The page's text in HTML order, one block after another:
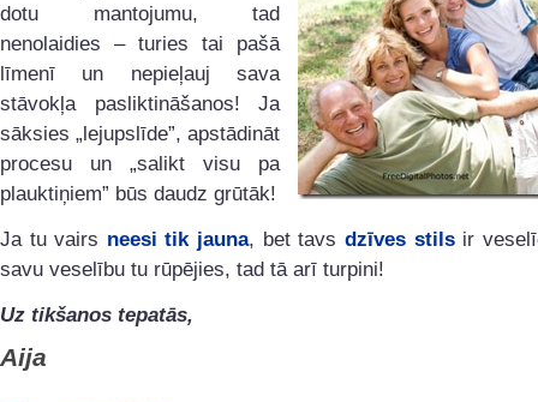
dotu mantojumu, tad
nenolaidies – turies tai pašā
līmenī un nepieļauj sava
stāvokļa pasliktināšanos! Ja
sāksies „lejupslīde”, apstādināt
procesu un „salikt visu pa
plauktiņiem” būs daudz grūtāk!
Ja tu vairs neesi tik jauna, bet tavs dzīves stilsir
savu veselību tu rūpējies, tad tā arī turpini!
Uz tikšanos tepatās,
Aija